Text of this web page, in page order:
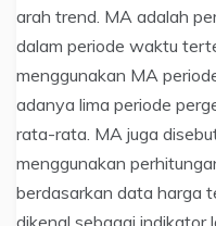
arah trend. MA adalah
dalam periode waktu
menggunakan MA
adanya lima periode
rata-rata. MA juga
menggunakan
berdasarkan data harga